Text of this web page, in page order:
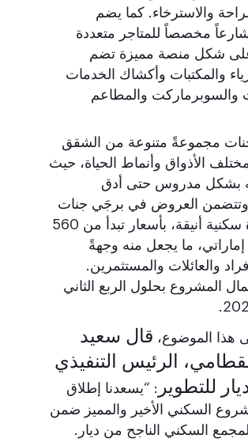
والاسترخاء. كما يضم
مخصصاً للمتاجر متعددة
على شكل منصة مميزة تضم
والمكتبات وأكشاك الخدمات
والسوبرماركت والمطاعم
مجموعةً متنوعة من الشقق
مختلف الأذواق وأنماط الحياة، حيث
بشكل مدروس حتى أدق
وتتضمن العروض في برجَي جنات
360 وحدة سكنية أنيقة، بأسعار تبدأ من 560
ما يجعل منه وجهةً
والعائلات والمستثمرين.
المشروع بحلول الربع الثاني
هذا الموضوع، قال سعيد
الرئيس التنفيذي
للتطوير : “يسعدنا إطلاق
السكني الأخير والمميز ضمن
السكني الناجح من ديار.